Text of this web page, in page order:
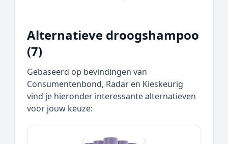
Alternatieve droogshampoo
(7)
Gebaseerd op bevindingen van
Consumentenbond, Radar en Kieskeurig
vind je hieronder interessante alternatieven
voor jouw keuze: